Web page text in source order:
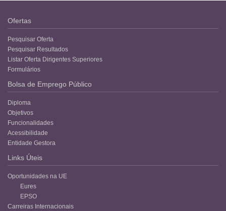
Ofertas
Pesquisar Oferta
Pesquisar Resultados
Listar Oferta Dirigentes Superiores
Formulários
Bolsa de Emprego Público
Diploma
Objetivos
Funcionalidades
Acessibilidade
Entidade Gestora
Links Úteis
Oportunidades na UE
Eures
EPSO
Carreiras Internacionais